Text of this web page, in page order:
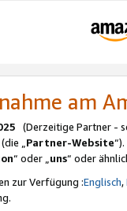
am
(Derzeitige Partner -
„Partner-Website
“ oder „uns“ oder
zur Verfügung :Englisch,